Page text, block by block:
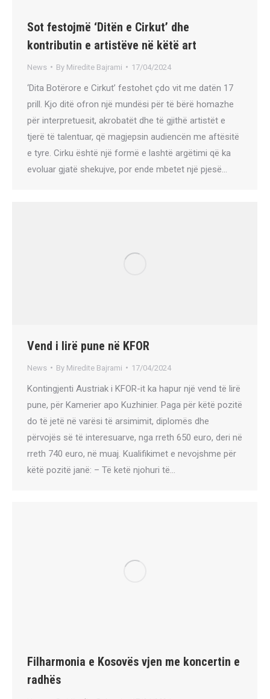
Sot festojmë ‘Ditën e Cirkut’ dhe
kontributin e artistëve në këtë art
News By Miredite Bajrami 17/04/2024
‘Dita Botërore e Cirkut’ festohet çdo vit me datën 17
prill. Kjo ditë ofron një mundësi për të bërë homazhe
për interpretuesit, akrobatët dhe të gjithë artistët e
tjerë të talentuar, që magjepsin audiencën me aftësitë
e tyre. Cirku është një formë e lashtë argëtimi që ka
evoluar gjatë shekujve, por ende mbetet një pjesë…
Vend i lirë pune në KFOR
News By Miredite Bajrami 17/04/2024
Kontingjenti Austriak i KFOR-it ka hapur një vend të lirë
pune, për Kamerier apo Kuzhinier. Paga për këtë pozitë
do të jetë në varësi të arsimimit, diplomës dhe
përvojës së të interesuarve, nga rreth 650 euro, deri në
rreth 740 euro, në muaj. Kualifikimet e nevojshme për
këtë pozitë janë: – Të ketë njohuri të…
Filharmonia e Kosovës vjen me koncertin e
radhës